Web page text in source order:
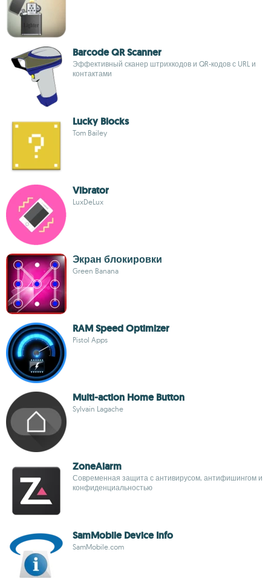
Barcode QR Scanner
Эффективный сканер штрихкодов и QR-кодов с URL и
контактами
Lucky Blocks
Tom Bailey
Vibrator
LuxDeLux
Экран блокировки
Green Banana
RAM Speed Optimizer
Pistol Apps
Multi-action Home Button
Sylvain Lagache
ZoneAlarm
Современная защита с антивирусом, антифишингом и
конфиденциальностью
SamMobile Device Info
SamMobile.com